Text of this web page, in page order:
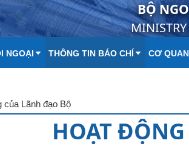
BỘ
MINISTRY
NGOẠI THÔNG TIN BÁO CHÍ CƠ
của Lãnh đạo Bộ
HOẠT